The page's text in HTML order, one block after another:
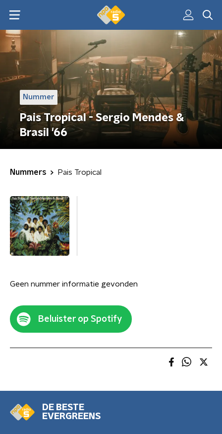
Nummer
Pais Tropical - Sergio Mendes &
Brasil '66
Nummers Pais Tropical
Geen nummer informatie gevonden
Beluister op Spotify
DE BESTE
EVERGREENS